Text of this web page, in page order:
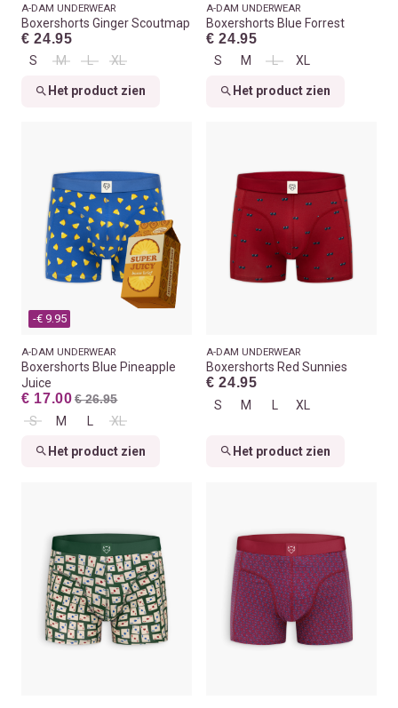
A-DAM UNDERWEAR
Boxershorts Ginger Scoutmap
€ 24.95
S M L XL
Het product zien
A-DAM UNDERWEAR
Boxershorts Blue Forrest
€ 24.95
S M L XL
Het product zien
-€ 9.95
A-DAM UNDERWEAR
Boxershorts Blue Pineapple
Juice
€ 17.00 € 26.95
S
M L XL
Het product zien
A-DAM UNDERWEAR
Boxershorts Red Sunnies
€ 24.95
S M L XL
Het product zien